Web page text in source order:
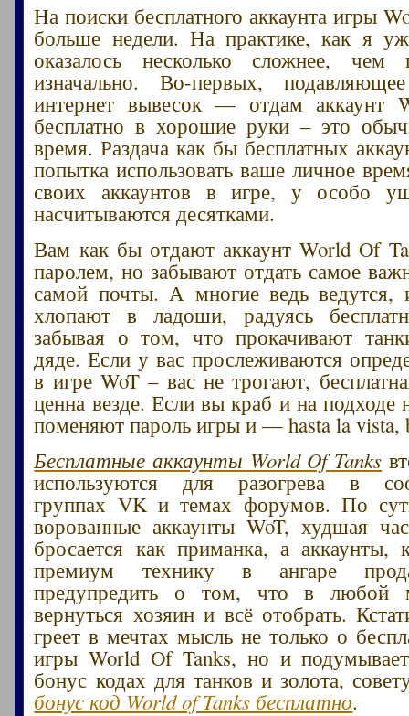
На поиски бесплатного аккаунта игры
больше недели. На практике, как я
оказалось несколько сложнее, чем
изначально. Во-первых,
интернет вывесок — отдам аккаунт
бесплатно в хорошие руки – это
время. Раздача как бы бесплатных
попытка использовать ваше личное
своих аккаунтов в игре, у особо
насчитываются десятками.
Вам как бы отдают аккаунт World Of
паролем, но забывают отдать самое
самой почты. А многие ведь ведутся,
хлопают в ладоши, радуясь
забывая о том, что прокачивают
дяде. Если у вас прослеживаются
в игре WoT – вас не трогают,
ценна везде. Если вы краб и на подходе
поменяют пароль игры и — hasta la vista,
Бесплатные аккаунты World Of Tanks
используются для разогрева в
группах VK и темах форумов. По
ворованные аккаунты WoT, худшая
бросается как приманка, а аккаунты,
премиум технику в ангаре
предупредить о том, что в любой
вернуться хозяин и всё отобрать.
греет в мечтах мысль не только о
игры World Of Tanks, но и
бонус кодах для танков и золота,
бонус код World of Tanks бесплатно.